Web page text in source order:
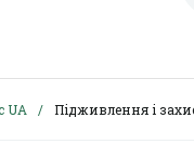
UA Підживлення і